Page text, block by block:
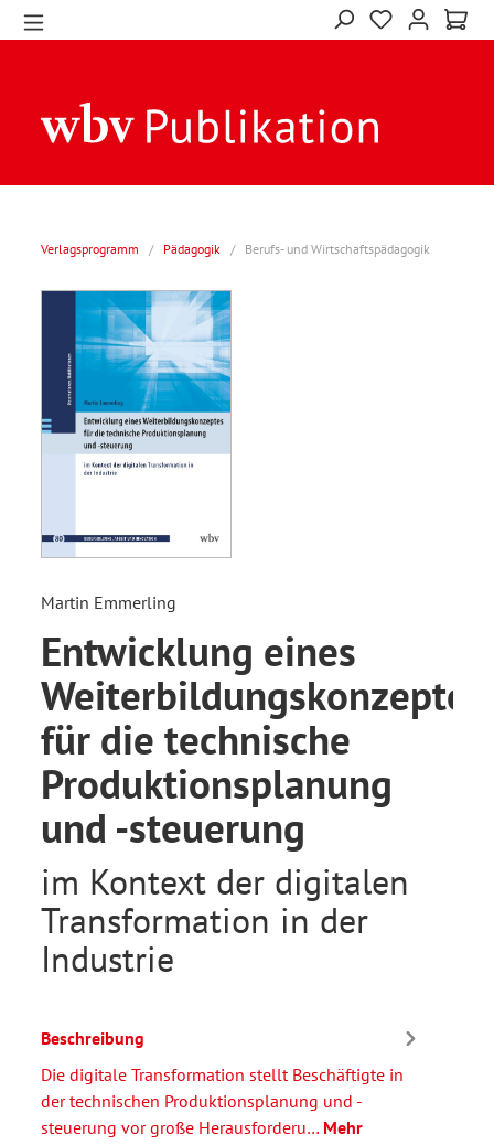
Verlagsprogramm / Pädagogik / Berufs- und Wirtschaftspädagogik
Martin Emmerling
Entwicklung eines
Weiterbildungskonzeptes
für die technische
Produktionsplanung
und -steuerung
im Kontext der digitalen
Transformation in der
Industrie
Beschreibung
Die digitale Transformation stellt Beschäftigte in
der technischen Produktionsplanung und -
steuerung vor große Herausforderu… Mehr